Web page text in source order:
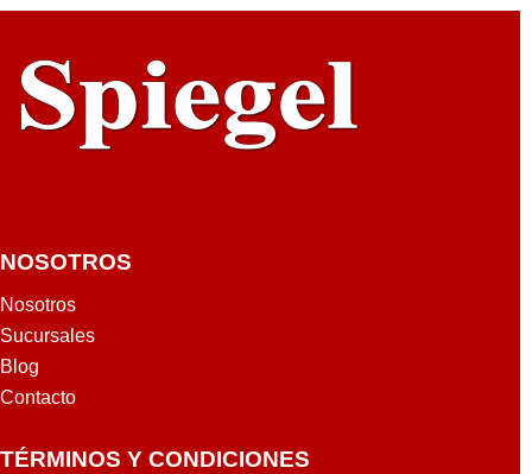
NOSOTROS
Nosotros
Sucursales
Blog
Contacto
TÉRMINOS Y CONDICIONES